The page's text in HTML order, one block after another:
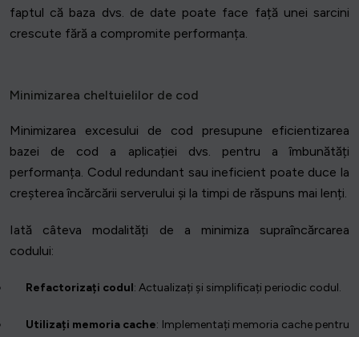
faptul că baza dvs. de date poate face față unei sarcini
crescute fără a compromite performanța.
Minimizarea cheltuielilor de cod
Minimizarea excesului de cod presupune eficientizarea
bazei de cod a aplicației dvs. pentru a îmbunătăți
performanța. Codul redundant sau ineficient poate duce la
creșterea încărcării serverului și la timpi de răspuns mai lenți.
Iată câteva modalități de a minimiza supraîncărcarea
codului:
Refactorizați codul: Actualizați și simplificați periodic codul.
Utilizați memoria cache: Implementați memoria cache pentru